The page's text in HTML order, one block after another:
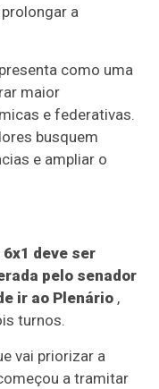
a
como uma
maior
e federativas.
busquem
e ampliar o
6x1 deve ser
pelo senador
ir ao Plenário ,
turnos.
vai priorizar a
a tramitar